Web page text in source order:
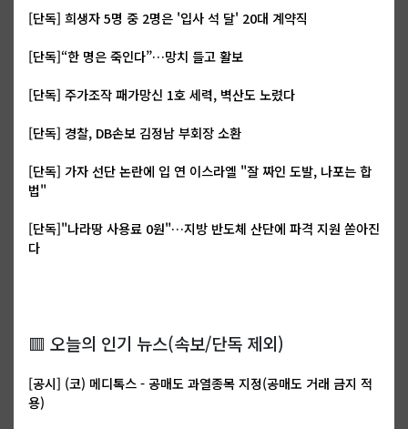
[단독] 희생자 5명 중 2명은 '입사 석 달' 20대 계약직
[단독]“한 명은 죽인다”…망치 들고 활보
[단독] 주가조작 패가망신 1호 세력, 벽산도 노렸다
[단독] 경찰, DB손보 김정남 부회장 소환
[단독] 가자 선단 논란에 입 연 이스라엘 "잘 짜인 도발, 나포는 합
법"
[단독]"나라땅 사용료 0원"…지방 반도체 산단에 파격 지원 쏟아진
다
🟥 오늘의 인기 뉴스(속보/단독 제외)
[공시] (코) 메디톡스 - 공매도 과열종목 지정(공매도 거래 금지 적
용)